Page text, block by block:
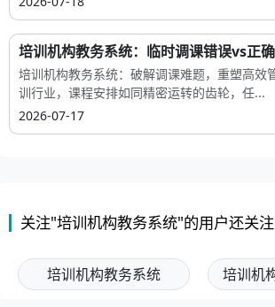
培训机构教务系统：临时调课错误vs正
培训机构教务系统：破解调课难题，重塑高效
训行业，课程安排如同精密运转的齿轮，任...
2026-07-17
关注"培训机构教务系统"的用户还关注
培训机构教务系统 培训机